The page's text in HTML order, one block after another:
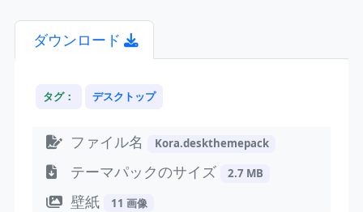
ダウンロード
タグ： デスクトップ
ファイル名 Kora.deskthemepack
テーマパックのサイズ 2.7 MB
壁紙 11 画像